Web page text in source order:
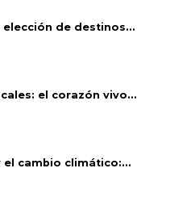
de destinos...
el corazón vivo...
cambio climático:...